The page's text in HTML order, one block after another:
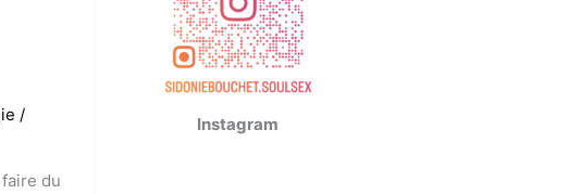
/
du
Instagram